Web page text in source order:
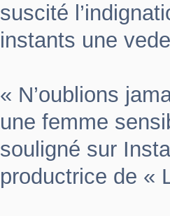
suscité
instants une
« N’oublions
une femme
souligné sur
productrice de «